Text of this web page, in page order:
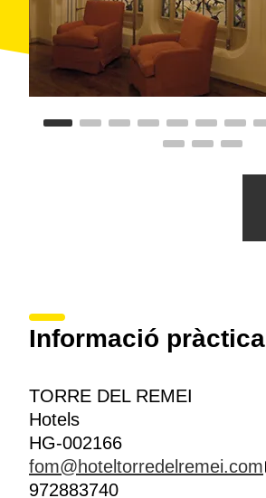
Informació pràctica
TORRE DEL REMEI
Hotels
HG-002166
fom@hoteltorredelremei.com
972883740